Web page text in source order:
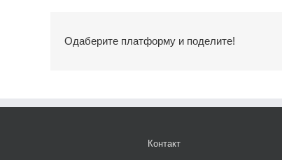
Одаберите платформу и поделите!
Контакт